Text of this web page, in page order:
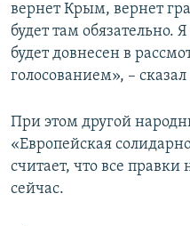
вернет Крым, вернет
будет там обязательно.
будет довнесен в
голосованием», –
При этом другой
«Европейская
считает, что все
сейчас.